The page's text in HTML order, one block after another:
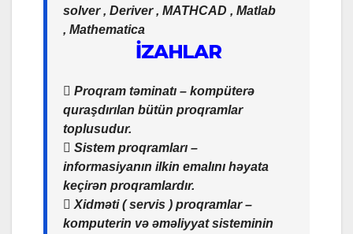
solver , Deriver , MATHCAD , Matlab
, Mathematica
İZAHLAR
 Proqram təminatı – kompüterə
quraşdırılan bütün proqramlar
toplusudur.
 Sistem proqramları –
informasiyanın ilkin emalını həyata
keçirən proqramlardır.
 Xidməti ( servis ) proqramlar –
komputerin və əməliyyat sisteminin